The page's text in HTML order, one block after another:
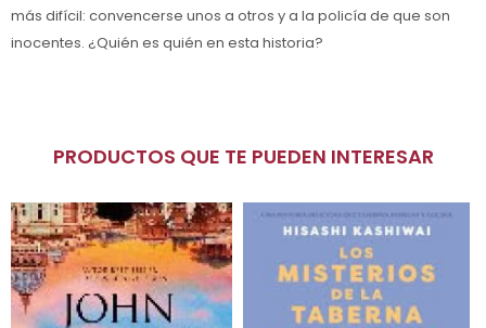
más difícil: convencerse unos a otros y a la policía de que son
inocentes. ¿Quién es quién en esta historia?
PRODUCTOS QUE TE PUEDEN INTERESAR